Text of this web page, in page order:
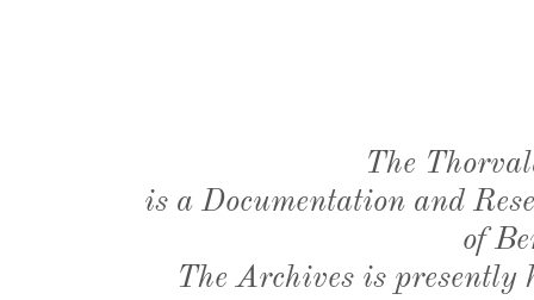
The
is a Documentation and
of
The Archives is presently